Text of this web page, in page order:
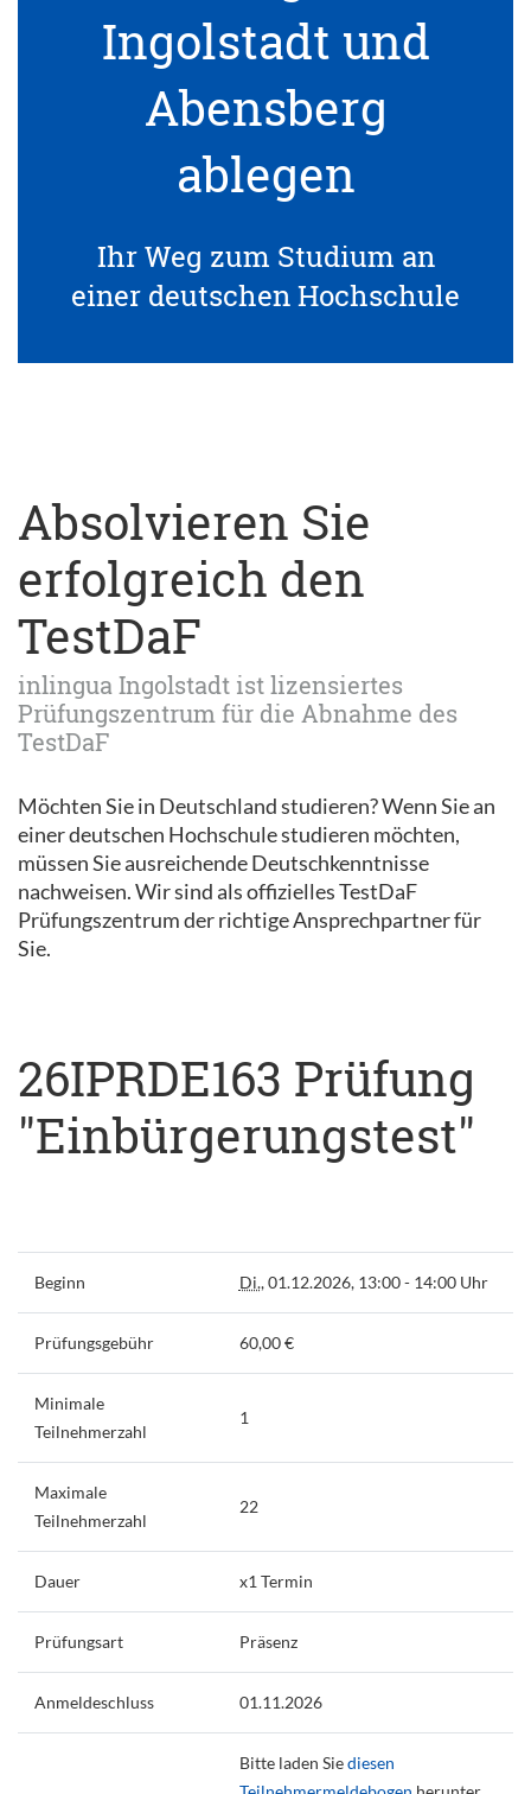
Ingolstadt und
Abensberg
ablegen
Ihr Weg zum Studium an
einer deutschen Hochschule
Absolvieren Sie
erfolgreich den
TestDaF
inlingua Ingolstadt ist lizensiertes
Prüfungszentrum für die Abnahme des
TestDaF
Möchten Sie in Deutschland studieren? Wenn Sie an
einer deutschen Hochschule studieren möchten,
müssen Sie ausreichende Deutschkenntnisse
nachweisen. Wir sind als offizielles TestDaF
Prüfungszentrum der richtige Ansprechpartner für
Sie.
26IPRDE163 Prüfung
"Einbürgerungstest"
Beginn Di., 01.12.2026, 13:00 - 14:00 Uhr
Prüfungsgebühr 60,00 €
Minimale
Teilnehmerzahl
1
Maximale
Teilnehmerzahl
22
Dauer x1 Termin
Prüfungsart Präsenz
Anmeldeschluss 01.11.2026
Bitte laden Siediesen